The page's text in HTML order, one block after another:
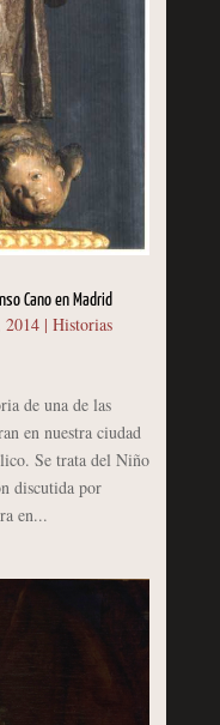
Cano en Madrid
2014| Historias
de una de las
en nuestra ciudad
Se trata del Niño
discutida por
en...